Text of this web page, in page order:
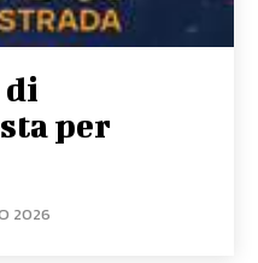
di
per
2026